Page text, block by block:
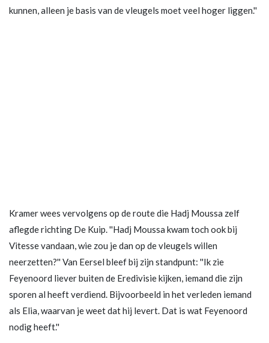
kunnen, alleen je basis van de vleugels moet veel hoger liggen.''
Kramer wees vervolgens op de route die Hadj Moussa zelf
aflegde richting De Kuip. ''Hadj Moussa kwam toch ook bij
Vitesse vandaan, wie zou je dan op de vleugels willen
neerzetten?'' Van Eersel bleef bij zijn standpunt: ''Ik zie
Feyenoord liever buiten de Eredivisie kijken, iemand die zijn
sporen al heeft verdiend. Bijvoorbeeld in het verleden iemand
als Elia, waarvan je weet dat hij levert. Dat is wat Feyenoord
nodig heeft.''